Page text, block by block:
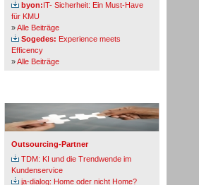
byon:IT- Sicherheit: Ein Must-Have
für KMU
»Alle Beiträge
Sogedes: Experience meets
Efficency
»Alle Beiträge
Outsourcing-Partner
TDM: KI und die Trendwende im
Kundenservice
ja-dialog: Home oder nicht Home?